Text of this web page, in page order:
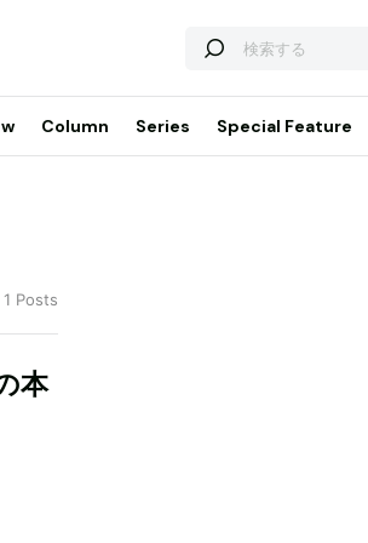
Column Series Special Feature
Posts
本